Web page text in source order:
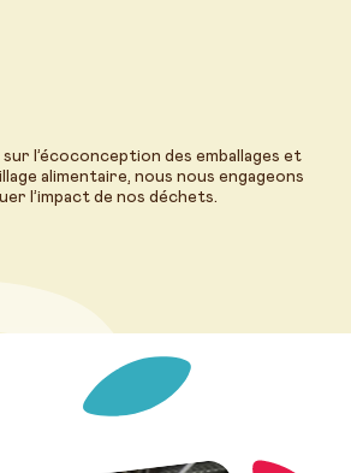
l’écoconception des emballages et
alimentaire, nous nous engageons
l’impact de nos déchets.